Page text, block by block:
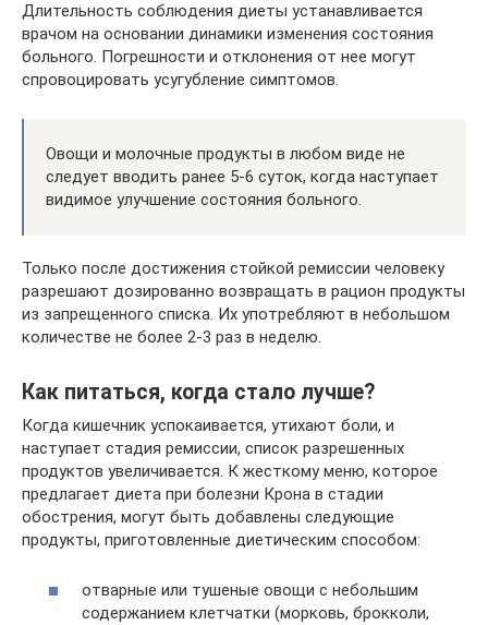
Длительность соблюдения диеты устанавливается
врачом на основании динамики изменения состояния
больного. Погрешности и отклонения от нее могут
спровоцировать усугубление симптомов.
Овощи и молочные продукты в любом виде не
следует вводить ранее 5-6 суток, когда наступает
видимое улучшение состояния больного.
Только после достижения стойкой ремиссии человеку
разрешают дозированно возвращать в рацион продукты
из запрещенного списка. Их употребляют в небольшом
количестве не более 2-3 раз в неделю.
Как питаться, когда стало лучше?
Когда кишечник успокаивается, утихают боли, и
наступает стадия ремиссии, список разрешенных
продуктов увеличивается. К жесткому меню, которое
предлагает диета при болезни Крона в стадии
обострения, могут быть добавлены следующие
продукты, приготовленные диетическим способом:
отварные или тушеные овощи с небольшим
содержанием клетчатки (морковь, брокколи,